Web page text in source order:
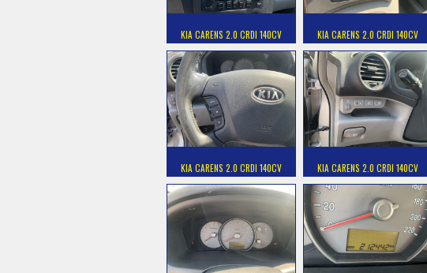
KIA CARENS 2.0 CRDI 140CV KIA CARENS 2.0 CRDI 140CV
KIA CARENS 2.0 CRDI 140CV KIA CARENS 2.0 CRDI 140CV